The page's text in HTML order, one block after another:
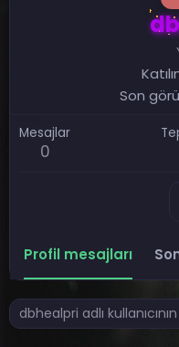
Son
Mesajlar
0
Profil mesajları
dbhealpri adlı